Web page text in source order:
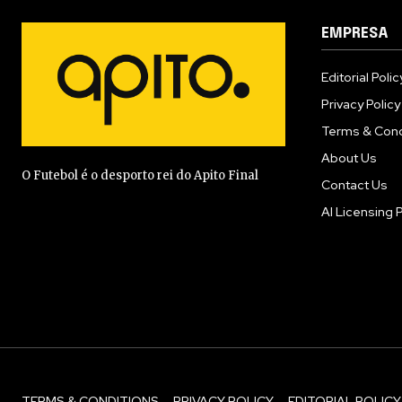
O Futebol é o desporto rei do Apito Final
EMPRESA
Editorial
Privacy Policy
Terms &
About Us
Contact Us
AI Licensing